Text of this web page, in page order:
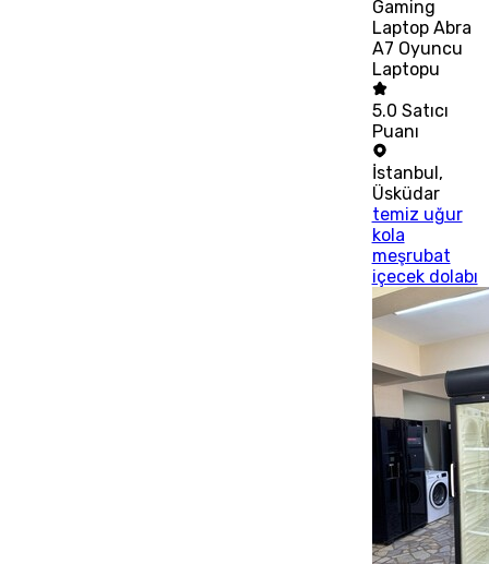
Gaming
Laptop Abra
A7 Oyuncu
Laptopu
5.0 Satıcı
Puanı
İstanbul,
Üsküdar
temiz uğur
kola
meşrubat
içecek dolabı